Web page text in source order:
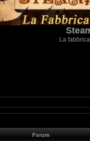
La
Forum